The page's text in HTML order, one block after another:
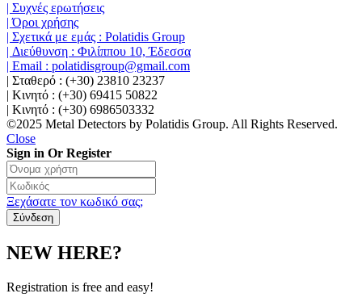
| Συχνές ερωτήσεις
| Όροι χρήσης
| Σχετικά με εμάς : Polatidis Group
| Διεύθυνση : Φιλίππου 10, Έδεσσα
| Email : polatidisgroup@gmail.com
| Σταθερό : (+30) 23810 23237
| Κινητό : (+30) 69415 50822
| Κινητό : (+30) 6986503332
©2025 Metal Detectors by Polatidis Group. All Rights Reserved.
Close
Sign in Or Register
Ξεχάσατε τον κωδικό σας;
NEW HERE?
Registration is free and easy!